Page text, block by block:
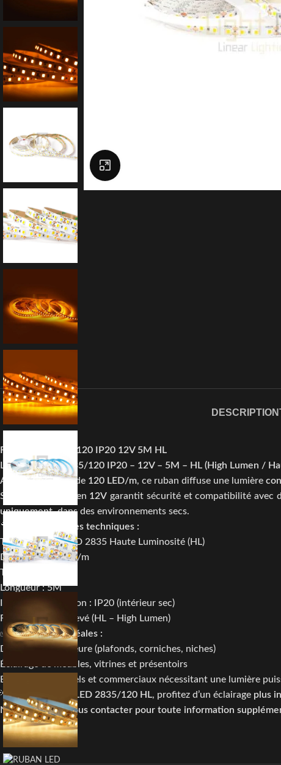
DESCRIPTION
Ruban LED 2835/120 IP20 12V 5M HL
LeRuban LED 2835/120 IP20 – 12V – 5M – HL (High Lumen /
Avec une densité de 120 LED/m, ce ruban diffuse une lumière
Son alimentation en 12V garantit sécurité et compatibilité avec
uniquement, dans des environnements secs.
🔧
Caractéristiques techniques :
Type de LED : SMD 2835 Haute Luminosité (HL)
Densité : 120 LED/m
Tension : 12V
Longueur : 5M
Indice de protection : IP20 (intérieur sec)
Flux lumineux : élevé (HL – High Lumen)
✅Applications idéales :
Décoration intérieure (plafonds, corniches, niches)
Éclairage de meubles, vitrines et présentoirs
Espaces résidentiels et commerciaux nécessitant une lumière
💡 Avec le
Ruban LED 2835/120 HL, profitez d’un éclairage plus
N’hésitez pas à nous contacter pour toute information